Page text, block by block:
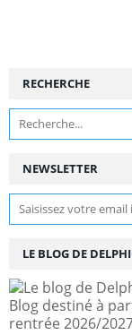
NEWSLETTER
RECHERCHE
LE BLOG DE
Blog destiné à
rentrée 2026/